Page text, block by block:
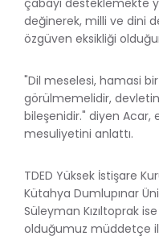
değinerek, milli ve dini
özgüven eksikliği
"Dil meselesi, hamasi
görülmemelidir,
bileşenidir." diyen
mesuliyetini anlattı.
TDED Yüksek İstişare
Kütahya Dumlupınar
Süleyman Kızıltoprak
olduğumuz müddetçe